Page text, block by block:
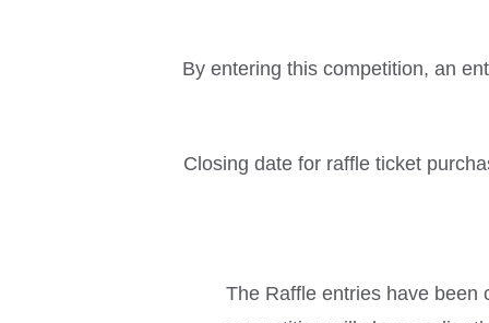
By entering this competition, an
Closing date for raffle ticket
The Raffle entries have been